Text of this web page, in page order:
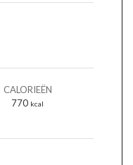
CALORIEËN
770 kcal